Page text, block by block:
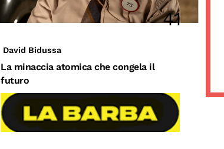
41
David Bidussa
La minaccia atomica che congelail
futuro